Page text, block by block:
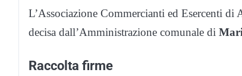
L’Associazione Commercianti ed Esercenti
decisa dall’Amministrazione comunale di
Raccolta firme